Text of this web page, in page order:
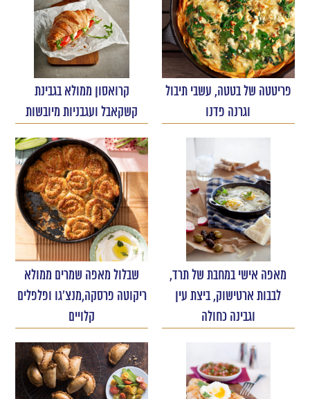
פריטטה של בטטה, עשבי תיבול
וגרנה פדנו
קרואסון ממולא בגבינת
קשקאבל ועגבניות מיובשות
מאפה אישי במחבת של תרד,
לבבות ארטישוק, ביצת עין
וגבינה כחולה
שבלול מאפה שמרים ממולא
ריקוטה פרסקה,מנצ'גו ופלפלים
קלויים